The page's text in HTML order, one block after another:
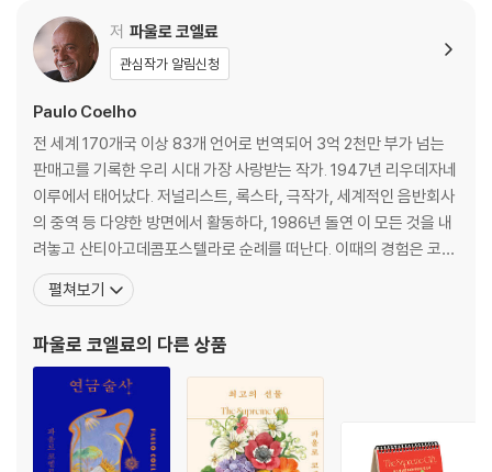
이 없다. 파울로 코엘료는『마크툽』을 쓰면서 자신이 경험한 것처럼 분명
독자들의 영혼도 풍요로워질 것이라고 믿는다. 그리고 독자들이 인생의 가
야 할 길과 진정한 행복에 대해 질문을 던지고, 그 답을 찾기 위해 각자가
저 파울로 코엘료
관심작가 알림신청
Paulo Coelho
전 세계 170개국 이상 83개 언어로 번역되어 3억 2천만 부가 넘는
판매고를 기록한 우리 시대 가장 사랑받는 작가. 1947년 리우데자네
이루에서 태어났다. 저널리스트, 록스타, 극작가, 세계적인 음반회사
의 중역 등 다양한 방면에서 활동하다, 1986년 돌연 이 모든 것을 내
려놓고 산티아고데콤포스텔라로 순례를 떠난다. 이때의 경험은 코엘
료의 삶에 커다란 전환점이 된다. 그는 이 순례에 감화되어 첫 작품
『순례자』를 썼고, 이듬해 자아의 연금술을 신비롭게 그려낸 『연금술
로 결심하다』 『피에트라 강가에서
펼쳐보기
파울로 코엘료의 다른 상품